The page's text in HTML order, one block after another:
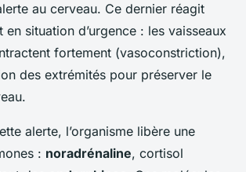
au cerveau. Ce dernier réagit
en situation d’urgence : les vaisseaux
fortement (vasoconstriction),
des extrémités pour préserver le
alerte, l’organisme libère une
: noradrénaline, cortisol